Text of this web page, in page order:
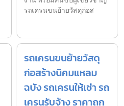
รถเครนขนย้ายวัสดุก่อส
รถเครนขนย้ายวัสดุ
ก่อสร้างนิคมแหลม
ฉบัง รถเครนให้เช่า รถ
เครนรับจ้าง ราคาถูก